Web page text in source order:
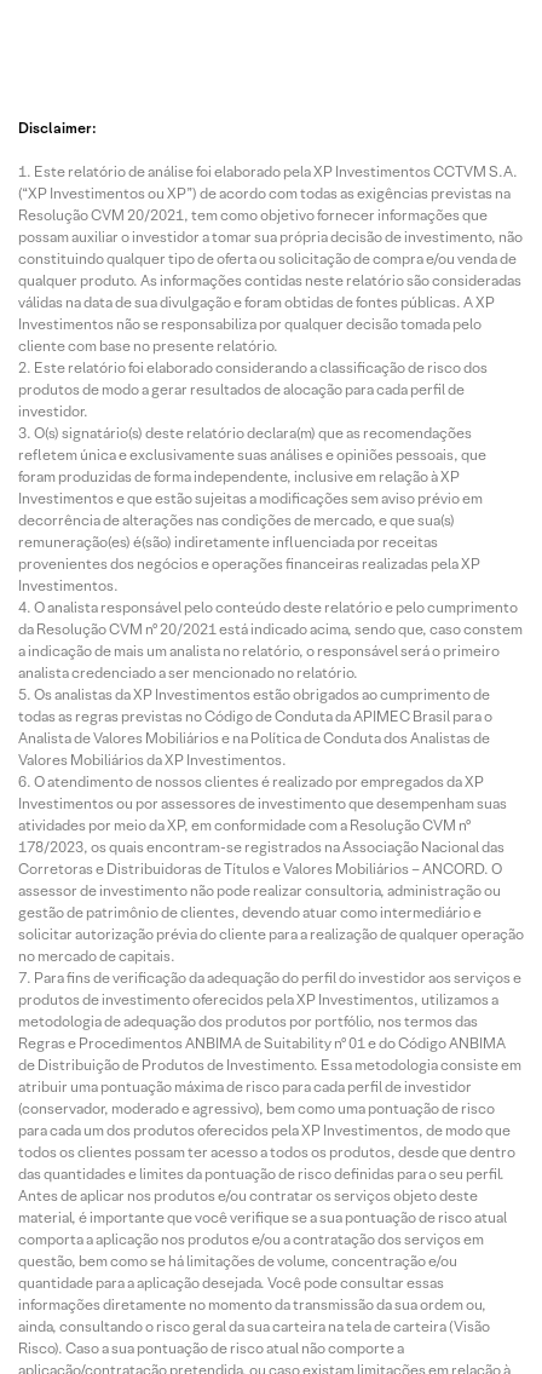
Disclaimer:
Este relatório de análise foi elaborado pela XP Investimentos CCTVM S.A.
(“XP Investimentos ou XP”) de acordo com todas as exigências previstas na
Resolução CVM 20/2021, tem como objetivo fornecer informações que
possam auxiliar o investidor a tomar sua própria decisão de investimento, não
constituindo qualquer tipo de oferta ou solicitação de compra e/ou venda de
qualquer produto. As informações contidas neste relatório são consideradas
válidas na data de sua divulgação e foram obtidas de fontes públicas. A XP
Investimentos não se responsabiliza por qualquer decisão tomada pelo
cliente com base no presente relatório.
Este relatório foi elaborado considerando a classificação de risco dos
produtos de modo a gerar resultados de alocação para cada perfil de
investidor.
O(s) signatário(s) deste relatório declara(m) que as recomendações
refletem única e exclusivamente suas análises e opiniões pessoais, que
foram produzidas de forma independente, inclusive em relação à XP
Investimentos e que estão sujeitas a modificações sem aviso prévio em
decorrência de alterações nas condições de mercado, e que sua(s)
remuneração(es) é(são) indiretamente influenciada por receitas
provenientes dos negócios e operações financeiras realizadas pela XP
Investimentos.
O analista responsável pelo conteúdo deste relatório e pelo cumprimento
da Resolução CVM nº 20/2021 está indicado acima, sendo que, caso constem
a indicação de mais um analista no relatório, o responsável será o primeiro
analista credenciado a ser mencionado no relatório.
Os analistas da XP Investimentos estão obrigados ao cumprimento de
todas as regras previstas no Código de Conduta da APIMEC Brasil para o
Analista de Valores Mobiliários e na Política de Conduta dos Analistas de
Valores Mobiliários da XP Investimentos.
O atendimento de nossos clientes é realizado por empregados da XP
Investimentos ou por assessores de investimento que desempenham suas
atividades por meio da XP, em conformidade com a Resolução CVM nº
178/2023, os quais encontram-se registrados na Associação Nacional das
Corretoras e Distribuidoras de Títulos e Valores Mobiliários – ANCORD. O
assessor de investimento não pode realizar consultoria, administração ou
gestão de patrimônio de clientes, devendo atuar como intermediário e
solicitar autorização prévia do cliente para a realização de qualquer operação
no mercado de capitais.
Para fins de verificação da adequação do perfil do investidor aos serviços e
produtos de investimento oferecidos pela XP Investimentos, utilizamos a
metodologia de adequação dos produtos por portfólio, nos termos das
Regras e Procedimentos ANBIMA de Suitability nº 01 e do Código ANBIMA
de Distribuição de Produtos de Investimento. Essa metodologia consiste em
atribuir uma pontuação máxima de risco para cada perfil de investidor
(conservador, moderado e agressivo), bem como uma pontuação de risco
para cada um dos produtos oferecidos pela XP Investimentos, de modo que
todos os clientes possam ter acesso a todos os produtos, desde que dentro
das quantidades e limites da pontuação de risco definidas para o seu perfil.
Antes de aplicar nos produtos e/ou contratar os serviços objeto deste
material, é importante que você verifique se a sua pontuação de risco atual
comporta a aplicação nos produtos e/ou a contratação dos serviços em
questão, bem como se há limitações de volume, concentração e/ou
quantidade para a aplicação desejada. Você pode consultar essas
informações diretamente no momento da transmissão da sua ordem ou,
ainda, consultando o risco geral da sua carteira na tela de carteira (Visão
Risco). Caso a sua pontuação de risco atual não comporte a
aplicação/contratação pretendida, ou caso existam limitações em relação à